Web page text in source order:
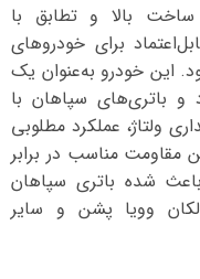
ساخت بالا و تطابق با
برای خودروهای
این خودرو به‌عنوان یک
و باتری‌های سپاهان با
ولتاژ، عملکرد مطلوبی
مقاومت مناسب در برابر
باعث شده باتری سپاهان
وویا پشن و سایر